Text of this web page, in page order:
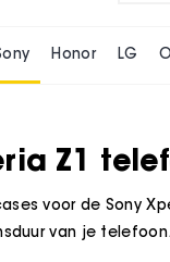
Honor LG
Z1
voor de Sony
van je